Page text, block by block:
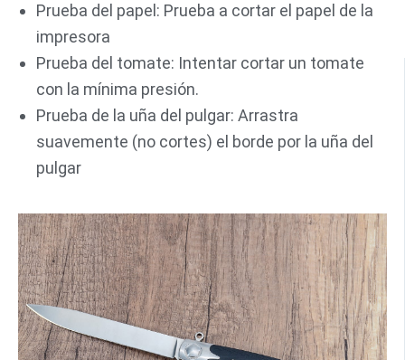
Prueba del papel: Prueba a cortar el papel de la
impresora
Prueba del tomate: Intentar cortar un tomate
con la mínima presión.
Prueba de la uña del pulgar: Arrastra
suavemente (no cortes) el borde por la uña del
pulgar